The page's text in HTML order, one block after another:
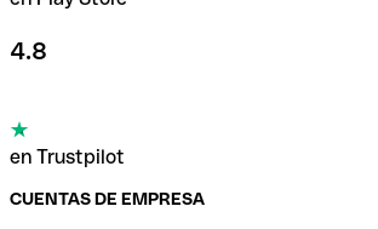
4.8
en Trustpilot
CUENTAS DE EMPRESA